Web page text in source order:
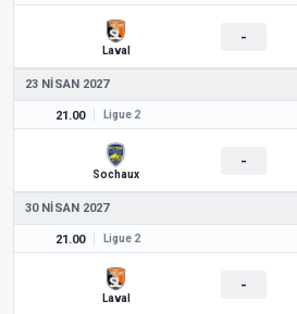
Laval
-
23 NISAN 2027
21.00 Ligue 2
Sochaux
-
30 NISAN 2027
21.00 Ligue 2
Laval
-